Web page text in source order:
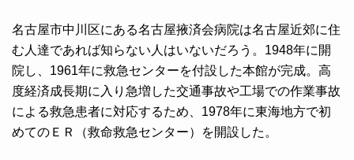
名古屋市中川区にある名古屋掖済会病院は名古屋近郊に住
む人達であれば知らない人はいないだろう。1948年に開
院し、1961年に救急センターを付設した本館が完成。高
度経済成長期に入り急増した交通事故や工場での作業事故
による救急患者に対応するため、1978年に東海地方で初
めてのＥＲ（救命救急センター）を開設した。